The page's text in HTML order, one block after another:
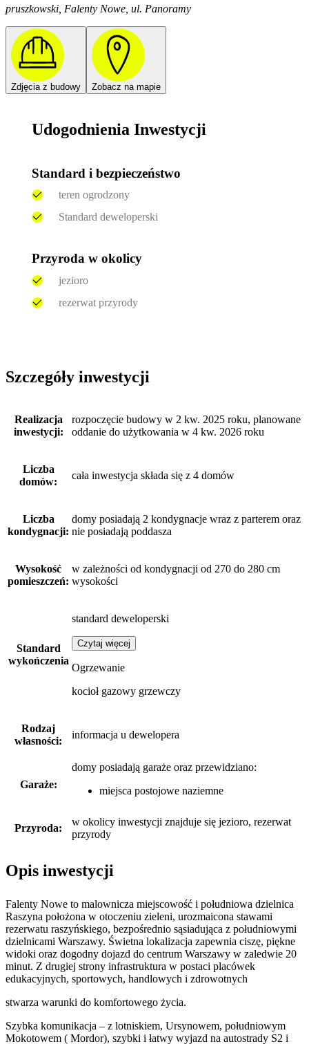
pruszkowski, Falenty Nowe, ul. Panoramy
Zdjęcia z budowy Zobacz na mapie
Udogodnienia Inwestycji
Standard i bezpieczeństwo
teren ogrodzony
Standard deweloperski
Przyroda w okolicy
jezioro
rezerwat przyrody
Szczegóły inwestycji
Realizacja
inwestycji:
rozpoczęcie budowy w 2 kw. 2025 roku, planowane
oddanie do użytkowania w 4 kw. 2026 roku
Liczba
domów:
cała inwestycja składa się z 4 domów
Liczba
kondygnacji:
domy posiadają 2 kondygnacje wraz z parterem oraz
nie posiadają poddasza
Wysokość
pomieszczeń:
w zależności od kondygnacji od 270 do 280 cm
wysokości
Standard
wykończenia
standard deweloperski
Czytaj więcej
Ogrzewanie
kocioł gazowy grzewczy
Rodzaj
własności:
informacja u dewelopera
Garaże:
domy posiadają garaże oraz przewidziano:
miejsca postojowe naziemne
Przyroda:
w okolicy inwestycji znajduje się jezioro, rezerwat
przyrody
Opis inwestycji
Falenty Nowe to malownicza miejscowość i południowa dzielnica
Raszyna położona w otoczeniu zieleni, urozmaicona stawami
rezerwatu raszyńskiego, bezpośrednio sąsiadująca z południowymi
dzielnicami Warszawy. Świetna lokalizacja zapewnia ciszę, piękne
widoki oraz dogodny dojazd do centrum Warszawy w zaledwie 20
minut. Z drugiej strony infrastruktura w postaci placówek
edukacyjnych, sportowych, handlowych i zdrowotnych
stwarza warunki do komfortowego życia.
Szybka komunikacja – z lotniskiem, Ursynowem, południowym
Mokotowem ( Mordor), szybki i łatwy wyjazd na autostrady S2 i